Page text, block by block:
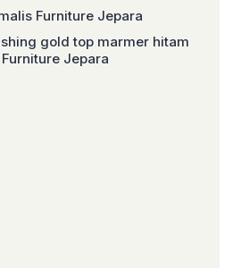
Furniture Jepara
gold top marmer hitam
Jepara